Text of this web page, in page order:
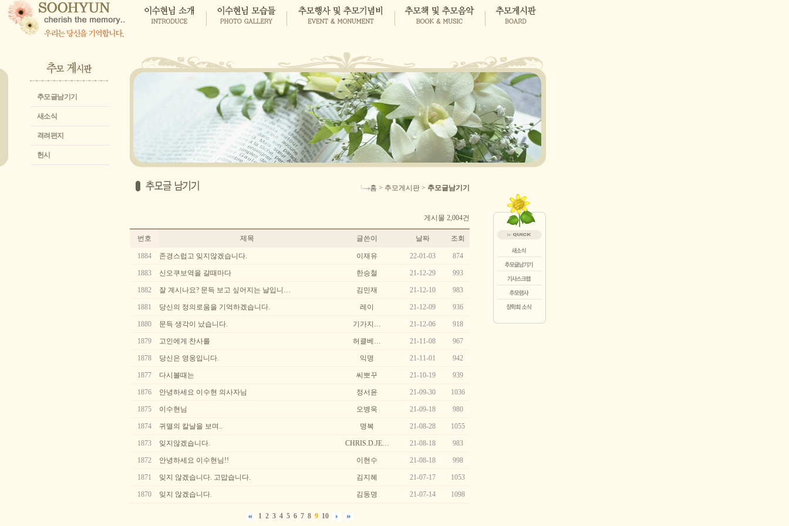
추모글남기기
새소식
격려편지
헌시
홈 > 추모게시판 > 추모글남기기
게시물 2,004건
번호 제목 글쓴이 날짜 조회
1884 존경스럽고 잊지않겠습니다. 이재유 22-01-03 874
1883 신오쿠보역을 갈때마다 한승철 21-12-29 993
1882 잘 계시나요? 문득 보고 싶어지는 날입니… 김민재 21-12-10 983
1881 당신의 정의로움을 기억하겠습니다. 레이 21-12-09 936
1880 문득 생각이 났습니다. 기가지… 21-12-06 918
1879 고인에게 찬사를 허클베… 21-11-08 967
1878 당신은 영웅입니다. 익명 21-11-01 942
1877 다시볼때는 씨뽀꾸 21-10-19 939
1876 안녕하세요 이수현 의사자님 정서윤 21-09-30 1036
1875 이수현님 오병욱 21-09-18 980
1874 귀멸의 칼날을 보며.. 명복 21-08-28 1055
1873 잊지않겠습니다. CHRIS.D.JE… 21-08-18 983
1872 안녕하세요 이수현님!! 이현수 21-08-18 998
1871 잊지 않겠습니다. 고맙습니다. 김지혜 21-07-17 1053
1870 잊지 않겠습니다. 김동명 21-07-14 1098
1 2 3 4 5 6 7 8 9 10